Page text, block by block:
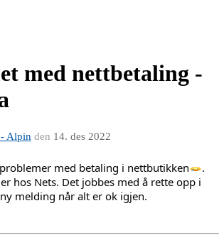
med nettbetaling -
Alpin den 14. des 2022
med betaling i nettbutikken
.
hos Nets. Det jobbes med å rette opp i
melding når alt er ok igjen.